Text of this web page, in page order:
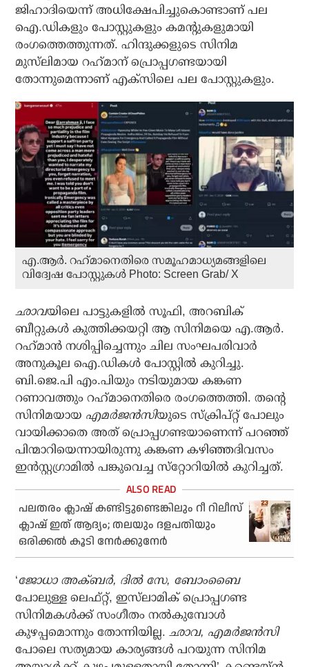
ജിഹാദിയെന്ന് അധിക്ഷേപിച്ചുകൊണ്ടാണ് പല
ഐ.ഡികളും പോസ്റ്റുകളും കമന്റുകളുമായി
രംഗത്തെത്തുന്നത്. ഹിന്ദുക്കളുടെ സിനിമ
മുസ്‌ലിമായ റഹ്‌മാന് പ്രൊപ്പഗണ്ടയായി
തോന്നുമെന്നാണ് എക്‌സിലെ പല പോസ്റ്റുകളും.
എ.ആര്‍. റഹ്‌മാനെതിരെ സമൂഹമാധ്യമങ്ങളിലെ
വിദ്വേഷ പോസ്റ്റുകള്‍ Photo: Screen Grab/ X
ഛാവയിലെ പാട്ടുകളില്‍ സൂഫി, അറബിക്
ബീറ്റുകള്‍ കുത്തിക്കയറ്റി ആ സിനിമയെ എ.ആര്‍.
റഹ്‌മാന്‍ നശിപ്പിച്ചെന്നും ചില സംഘപരിവാര്‍
അനുകൂല ഐ.ഡികള്‍ പോസ്റ്റില്‍ കുറിച്ചു.
ബി.ജെ.പി എം.പിയും നടിയുമായ കങ്കണ
റണാവത്തും റഹ്‌മാനെതിരെ രംഗത്തെത്തി. തന്റെ
സിനിമയായ എമര്‍ജന്‍സിയുടെ സ്‌ക്രിപ്റ്റ് പോലും
വായിക്കാതെ അത് പ്രൊപ്പഗണ്ടയാണെന്ന് പറഞ്ഞ്
പിന്മാറിയെന്നായിരുന്നു കങ്കണ കഴിഞ്ഞദിവസം
ഇന്‍സ്റ്റഗ്രാമില്‍ പങ്കുവെച്ച സ്‌റ്റോറിയില്‍ കുറിച്ചത്.
പലതരം ക്ലാഷ് കണ്ടിട്ടുണ്ടെങ്കിലും റീ റിലീസ്
ക്ലാഷ് ഇത് ആദ്യം; തലയും ദളപതിയും
ഒരിക്കല്‍ കൂടി നേര്‍ക്കുനേര്‍
‘ജോധാ അക്ബര്‍, ദില്‍ സേ, ബോംബൈ
പോലുള്ള ലെഫ്റ്റ്, ഇസ്‌ലാമിക് പ്രൊപ്പഗണ്ട
സിനിമകള്‍ക്ക് സംഗീതം നല്‍കുമ്പോള്‍
കുഴപ്പമൊന്നും തോന്നിയില്ല. ഛാവ, എമര്‍ജന്‍സി
പോലെ സത്യമായ കാര്യങ്ങള്‍ പറയുന്ന സിനിമ